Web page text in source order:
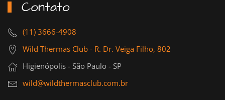
Contato
(11) 3666-4908
Wild Thermas Club - R. Dr. Veiga Filho, 802
Higienópolis - São Paulo - SP
wild@wildthermasclub.com.br